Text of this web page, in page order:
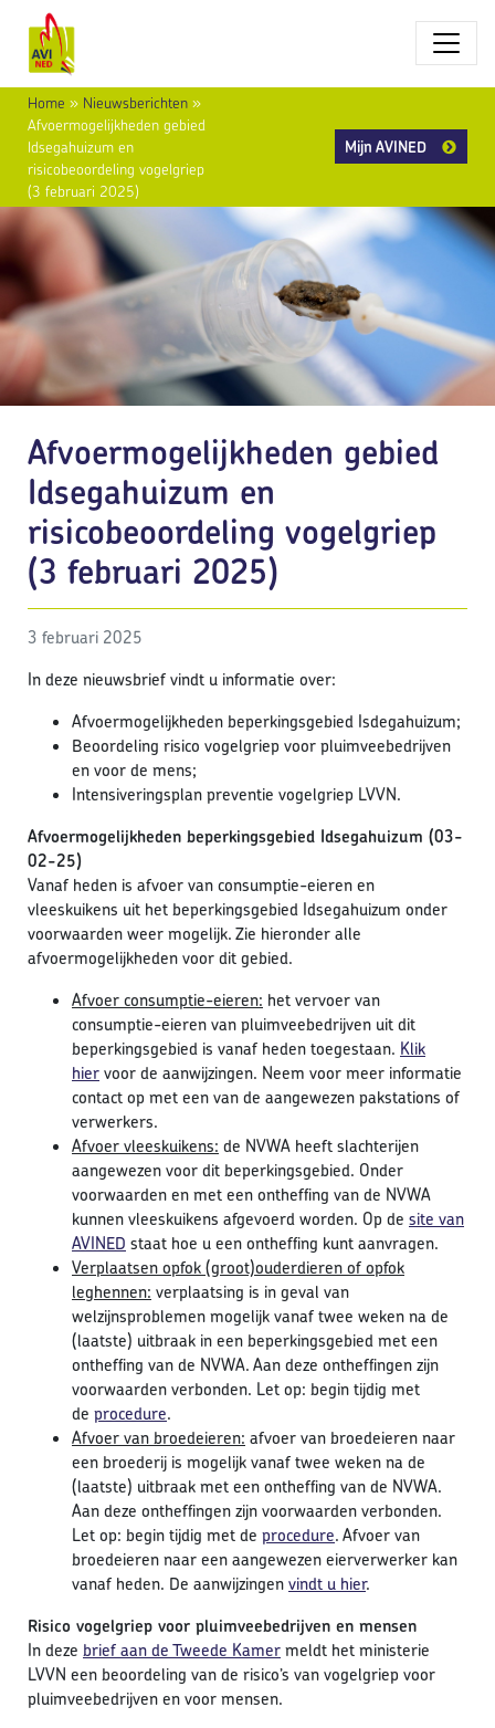
Home » Nieuwsberichten »
Afvoermogelijkheden gebied
Idsegahuizum en
risicobeoordeling vogelgriep
(3 februari 2025)
Mijn AVINED
Afvoermogelijkheden gebied
Idsegahuizum en
risicobeoordeling vogelgriep
(3 februari 2025)
3 februari 2025
In deze nieuwsbrief vindt u informatie over:
Afvoermogelijkheden beperkingsgebied Isdegahuizum;
Beoordeling risico vogelgriep voor pluimveebedrijven
en voor de mens;
Intensiveringsplan preventie vogelgriep LVVN.
Afvoermogelijkheden beperkingsgebied Idsegahuizum (03-
02-25)
Vanaf heden is afvoer van consumptie-eieren en
vleeskuikens uit het beperkingsgebied Idsegahuizum onder
voorwaarden weer mogelijk. Zie hieronder alle
afvoermogelijkheden voor dit gebied.
Afvoer consumptie-eieren: het vervoer van
consumptie-eieren van pluimveebedrijven uit dit
beperkingsgebied is vanaf heden toegestaan. Klik
hiervoor de aanwijzingen. Neem voor meer informatie
contact op met een van de aangewezen pakstations of
verwerkers.
Afvoer vleeskuikens: de NVWA heeft slachterijen
aangewezen voor dit beperkingsgebied. Onder
voorwaarden en met een ontheffing van de NVWA
kunnen vleeskuikens afgevoerd worden. Op de site van
AVINED staat hoe u een ontheffing kunt aanvragen.
Verplaatsen opfok (groot)ouderdieren of opfok
leghennen: verplaatsing is in geval van
welzijnsproblemen mogelijk vanaf twee weken na de
(laatste) uitbraak in een beperkingsgebied met een
ontheffing van de NVWA. Aan deze ontheffingen zijn
voorwaarden verbonden. Let op: begin tijdig met
de procedure.
Afvoer van broedeieren: afvoer van broedeieren naar
een broederij is mogelijk vanaf twee weken na de
(laatste) uitbraak met een ontheffing van de NVWA.
Aan deze ontheffingen zijn voorwaarden verbonden.
Let op: begin tijdig met de procedure. Afvoer van
broedeieren naar een aangewezen eierverwerker kan
vanaf heden. De aanwijzingenvindt u hier.
Risico vogelgriep voor pluimveebedrijven en mensen
In deze brief aan de Tweede Kamermeldt het ministerie
LVVN een beoordeling van de risico’s van vogelgriep voor
pluimveebedrijven en voor mensen.